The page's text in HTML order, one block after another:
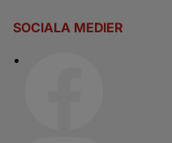
SOCIALA MEDIER